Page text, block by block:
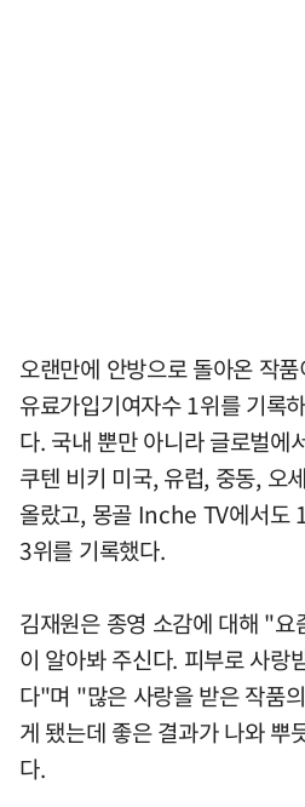
오랜만에 안방으로 돌아온 작
유료가입기여자수 1위를 기록
다. 국내 뿐만 아니라 글로벌에
쿠텐 비키 미국, 유럽, 중동, 오
올랐고, 몽골 Inche TV에서도
3위를 기록했다.
김재원은 종영 소감에 대해 "
이 알아봐 주신다. 피부로 사랑
다"며 "많은 사랑을 받은 작품
게 됐는데 좋은 결과가 나와 뿌
다.